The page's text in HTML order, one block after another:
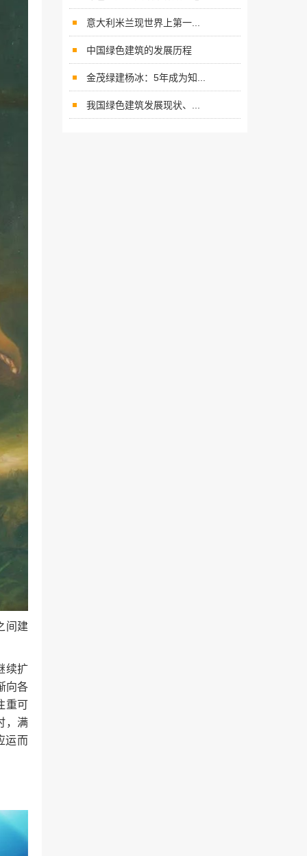
间建
续扩
向各
重可
，满
运而
意大利米兰现世界上第一...
中国绿色建筑的发展历程
金茂绿建杨冰：5年成为知...
我国绿色建筑发展现状、...